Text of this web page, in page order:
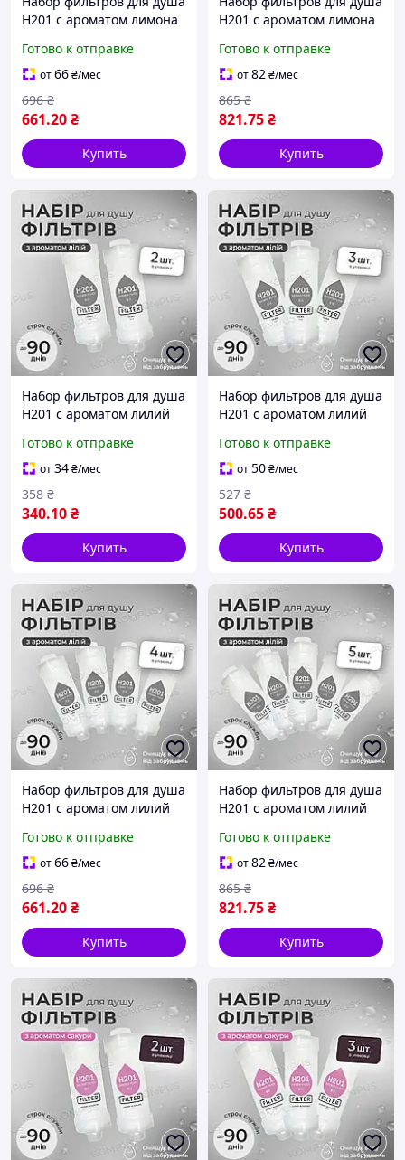
H201 с ароматом лимона
Готово к отправке
от66₴/мес
661.20₴
696 ₴
Купить
H201 с ароматом лимона
Готово к отправке
от82₴/мес
821.75₴
865 ₴
Купить
Набор фильтров для душа
H201 с ароматом лилий
Готово к отправке
от34₴/мес
340.10₴
358 ₴
Купить
Набор фильтров для душа
H201 с ароматом лилий
Готово к отправке
от50₴/мес
500.65₴
527 ₴
Купить
Набор фильтров для душа
H201 с ароматом лилий
Готово к отправке
от66₴/мес
661.20₴
696 ₴
Купить
Набор фильтров для душа
H201 с ароматом лилий
Готово к отправке
от82₴/мес
821.75₴
865 ₴
Купить